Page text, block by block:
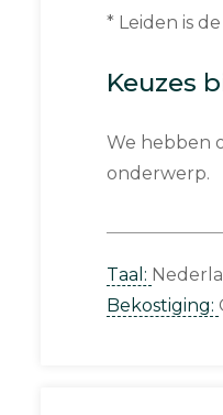
* Leiden is
Keuzes
We hebben
onderwerp.
Taal:
Bekostiging: